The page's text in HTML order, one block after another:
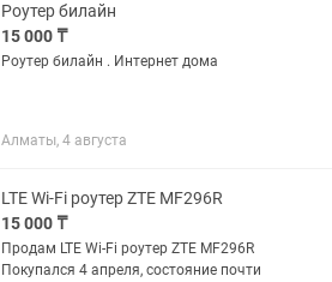
Роутер билайн
15 000 ₸
Роутер билайн . Интернет дома
Алматы, 4 августа
LTE Wi-Fi роутер ZTE MF296R
15 000 ₸
Продам LTE Wi-Fi роутер ZTE MF296R
Покупался 4 апреля, состояние почти